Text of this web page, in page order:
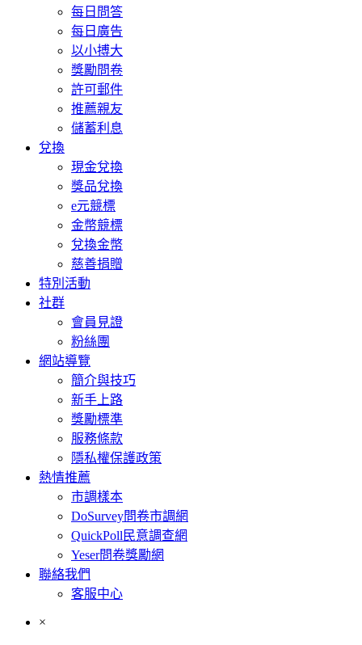
每日問答
每日廣告
以小搏大
獎勵問卷
許可郵件
推薦親友
儲蓄利息
兌換
現金兌換
獎品兌換
e元競標
金幣競標
兌換金幣
慈善捐贈
特別活動
社群
會員見證
粉絲團
網站導覽
簡介與技巧
新手上路
獎勵標準
服務條款
隱私權保護政策
熱情推薦
市調樣本
DoSurvey問卷市調網
QuickPoll民意調查網
Yeser問卷獎勵網
聯絡我們
客服中心
×